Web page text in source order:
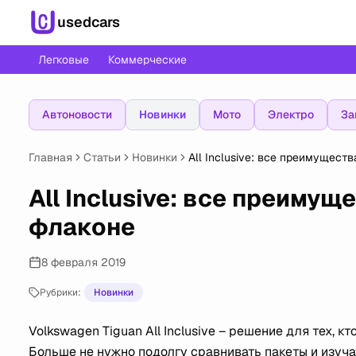
usedcars
Легковые Коммерческие
Автоновости Новинки Мото Электро
Главная Статьи Новинки All Inclusive: все
All Inclusive: все
флаконе
8 февраля 2019
Рубрики: Новинки
Volkswagen Tiguan All Inclusive – решение для тех,
Больше не нужно подолгу сравнивать пакеты и